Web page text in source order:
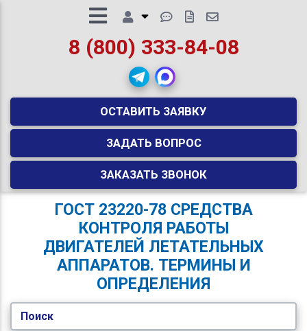
8 (800) 333-84-08
ОСТАВИТЬ ЗАЯВКУ
ЗАДАТЬ ВОПРОС
ЗАКАЗАТЬ ЗВОНОК
ГОСТ 23220-78 СРЕДСТВА
КОНТРОЛЯ РАБОТЫ
ДВИГАТЕЛЕЙ ЛЕТАТЕЛЬНЫХ
АППАРАТОВ. ТЕРМИНЫ И
ОПРЕДЕЛЕНИЯ
Поиск